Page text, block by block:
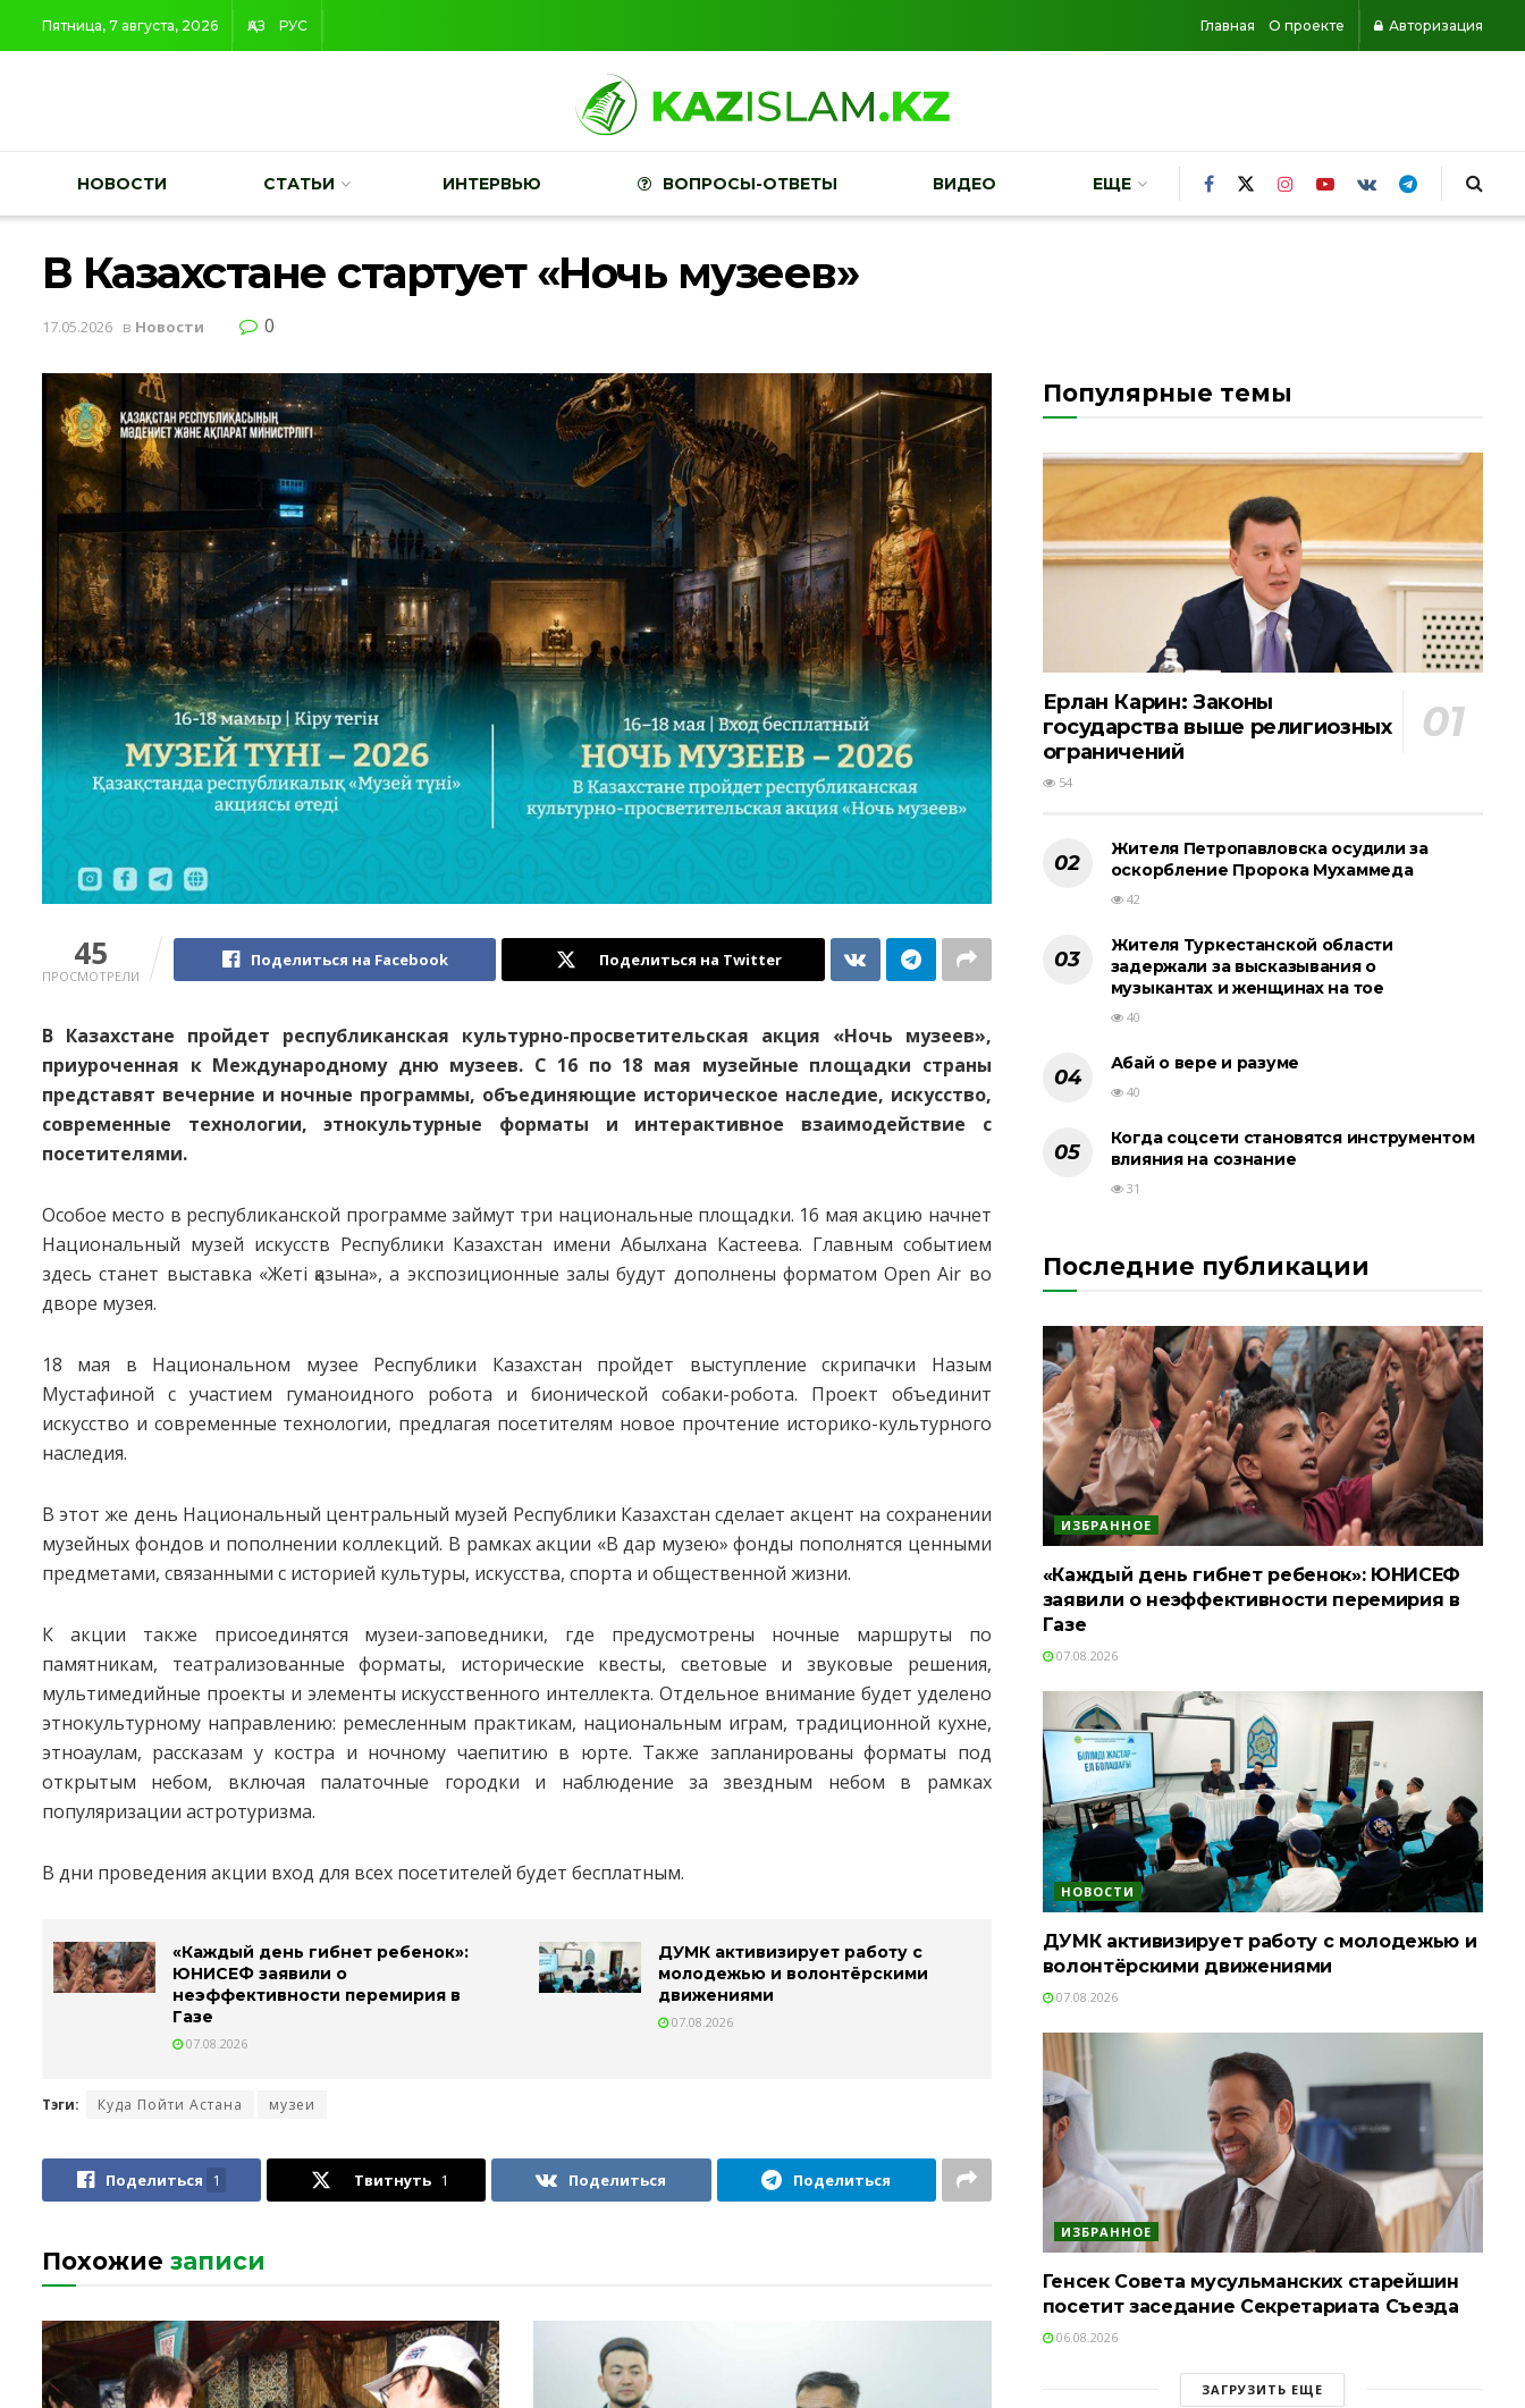
Пятница, 7 августа, 2026 ҚАЗ РУС Главная О проекте Авторизация
НОВОСТИ СТАТЬИ ИНТЕРВЬЮ ВОПРОСЫ-ОТВЕТЫ ВИДЕО ЕЩЕ
В Казахстане стартует «Ночь музеев»
17.05.2026 в Новости 0
45
ПРОСМОТРЕЛИ
Поделиться на Facebook Поделиться на Twitter
В Казахстане пройдет республиканская культурно-просветительская акция «Ночь музеев»,
приуроченная к Международному дню музеев. С 16 по 18 мая музейные площадки страны
представят вечерние и ночные программы, объединяющие историческое наследие, искусство,
современные технологии, этнокультурные форматы и интерактивное взаимодействие с
посетителями.
Особое место в республиканской программе займут три национальные площадки. 16 мая акцию начнет
Национальный музей искусств Республики Казахстан имени Абылхана Кастеева. Главным событием
здесь станет выставка «Жеті қазына», а экспозиционные залы будут дополнены форматом Open Air во
дворе музея.
18 мая в Национальном музее Республики Казахстан пройдет выступление скрипачки Назым
Мустафиной с участием гуманоидного робота и бионической собаки-робота. Проект объединит
искусство и современные технологии, предлагая посетителям новое прочтение историко-культурного
наследия.
В этот же день Национальный центральный музей Республики Казахстан сделает акцент на сохранении
музейных фондов и пополнении коллекций. В рамках акции «В дар музею» фонды пополнятся ценными
предметами, связанными с историей культуры, искусства, спорта и общественной жизни.
К акции также присоединятся музеи-заповедники, где предусмотрены ночные маршруты по
памятникам, театрализованные форматы, исторические квесты, световые и звуковые решения,
мультимедийные проекты и элементы искусственного интеллекта. Отдельное внимание будет уделено
этнокультурному направлению: ремесленным практикам, национальным играм, традиционной кухне,
этноаулам, рассказам у костра и ночному чаепитию в юрте. Также запланированы форматы под
открытым небом, включая палаточные городки и наблюдение за звездным небом в рамках
популяризации астротуризма.
В дни проведения акции вход для всех посетителей будет бесплатным.
«Каждый день гибнет ребенок»:
ЮНИСЕФ заявили о
неэффективности перемирия в
Газе
07.08.2026
ДУМК активизирует работу с
молодежью и волонтёрскими
движениями
07.08.2026
Тэги: Куда Пойти Астана музеи
Поделиться 1 Твитнуть 1 Поделиться Поделиться
Похожие записи
Популярные темы
Ерлан Карин: Законы
государства выше религиозных
ограничений
54
Жителя Петропавловска осудили за
оскорбление Пророка Мухаммеда
42
Жителя Туркестанской области
задержали за высказывания о
музыкантах и женщинах на тое
40
Абай о вере и разуме
40
Когда соцсети становятся инструментом
влияния на сознание
31
Последние публикации
ИЗБРАННОЕ
«Каждый день гибнет ребенок»: ЮНИСЕФ
заявили о неэффективности перемирия в
Газе
07.08.2026
НОВОСТИ
ДУМК активизирует работу с молодежью и
волонтёрскими движениями
07.08.2026
ИЗБРАННОЕ
Генсек Совета мусульманских старейшин
посетит заседание Секретариата Съезда
06.08.2026
ЗАГРУЗИТЬ ЕЩЕ